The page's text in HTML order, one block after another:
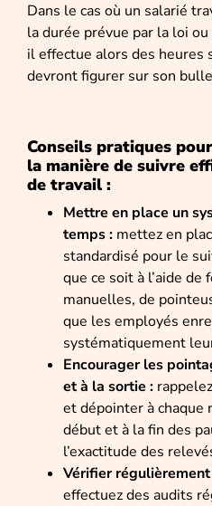
Dans le cas où un salarié
la durée prévue par la loi
il effectue alors des heures
devront figurer sur son
Conseils pratiques
la manière de suivre
de travail :
Mettre en place un
temps : mettez en
standardisé pour le
que ce soit à l’aide
manuelles, de
que les employés
systématiquement
Encourager les
et à la sortie :
et dépointer à chaque
début et à la fin des
l’exactitude des
Vérifier
effectuez des audits